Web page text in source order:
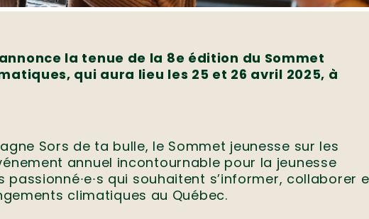
la tenue de la 8e édition du Sommet
qui aura lieu les 25 et 26 avril 2025, à
Sors de ta bulle, le Sommet jeunesse sur les
annuel incontournable pour la jeunesse
qui souhaitent s’informer, collaborer
climatiques au Québec.